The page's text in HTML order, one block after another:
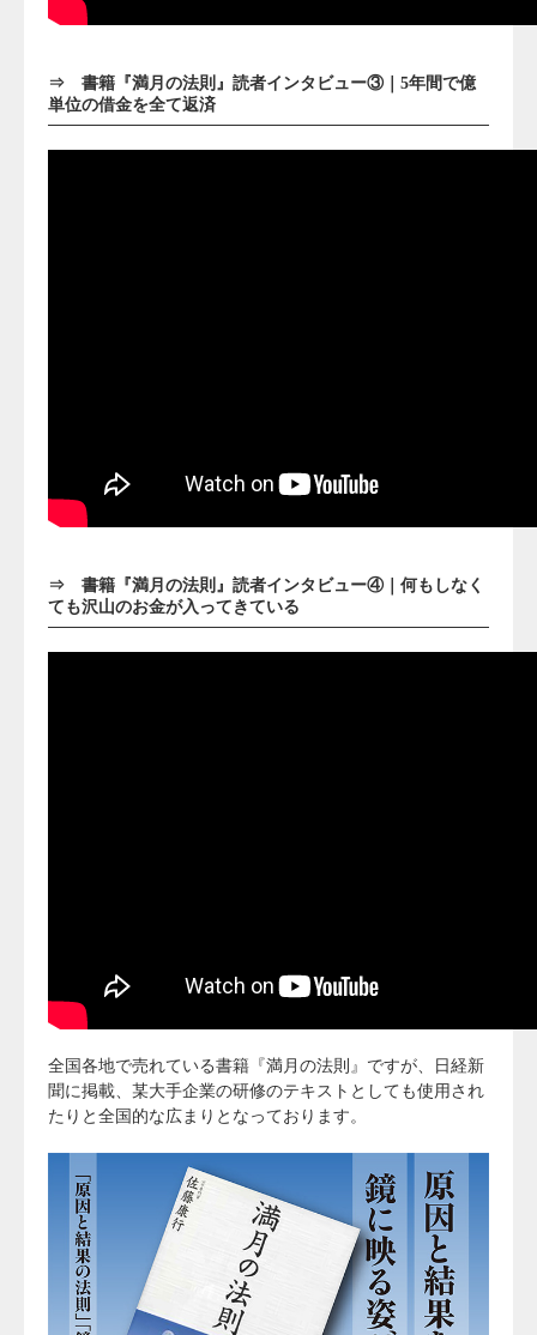
⇒ 書籍『満月の法則』読者インタビュー③｜5年間で億
単位の借金を全て返済
⇒ 書籍『満月の法則』読者インタビュー④｜何もしなく
ても沢山のお金が入ってきている
全国各地で売れている書籍『満月の法則』ですが、日経新
聞に掲載、某大手企業の研修のテキストとしても使用され
たりと全国的な広まりとなっております。